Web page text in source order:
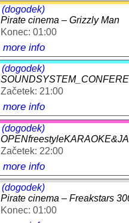
(dogodek)
Pirate cinema – Grizzly Man
Konec: 01:00
more info
(dogodek)
Začetek: 21:00
more info
(dogodek)
Začetek: 22:00
more info
(dogodek)
Pirate cinema – Freakstars
Konec: 01:00